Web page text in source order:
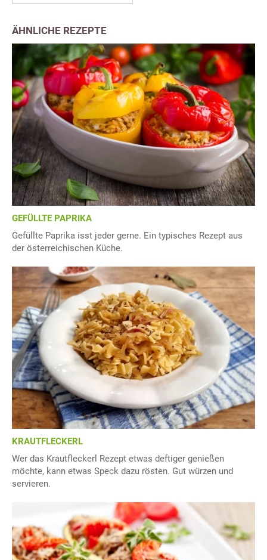
ÄHNLICHE REZEPTE
GEFÜLLTE PAPRIKA
Gefüllte Paprika isst jeder gerne. Ein typisches Rezept aus
der österreichischen Küche.
KRAUTFLECKERL
Wer das Krautfleckerl Rezept etwas deftiger genießen
möchte, kann etwas Speck dazu rösten. Gut würzen und
servieren.